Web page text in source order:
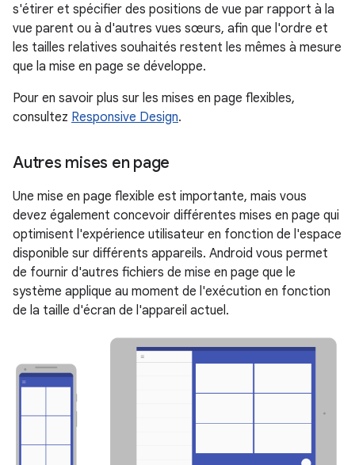
s'étirer et spécifier des positions de vue par rapport à la
vue parent ou à d'autres vues sœurs, afin que l'ordre et
les tailles relatives souhaités restent les mêmes à mesure
que la mise en page se développe.
Pour en savoir plus sur les mises en page flexibles,
consultez Responsive Design.
Autres mises en page
Une mise en page flexible est importante, mais vous
devez également concevoir différentes mises en page qui
optimisent l'expérience utilisateur en fonction de l'espace
disponible sur différents appareils. Android vous permet
de fournir d'autres fichiers de mise en page que le
système applique au moment de l'exécution en fonction
de la taille d'écran de l'appareil actuel.